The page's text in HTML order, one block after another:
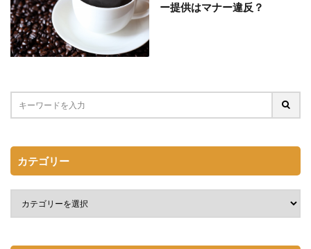
ー提供はマナー違反？
カテゴリー